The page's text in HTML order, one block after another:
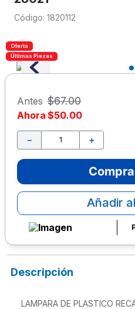
: 1820112
Oferta
Últimas Piezas
Antes $67.00
Ahora $50.00
＋
－
Añadir
Descripción
LAMPARA DE PLASTICO
4.
cuadernos
colores
6.
7.
escritorio
10. escolar